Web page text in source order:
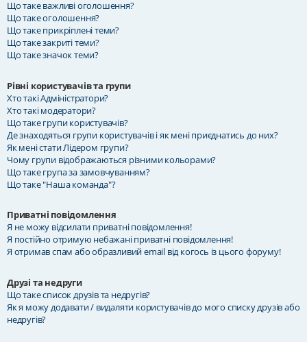
Що таке важливі оголошення?
Що таке оголошення?
Що таке прикріплені теми?
Що таке закриті теми?
Що таке значок теми?
Рівні користувачів та групи
Хто такі Адміністратори?
Хто такі модератори?
Що таке групи користувачів?
Де знаходяться групи користувачів і як мені приєднатись до них?
Як мені стати Лідером групи?
Чому групи відображаються різними кольорами?
Що таке група за замовчуванням?
Що таке "Наша команда"?
Приватні повідомлення
Я не можу відсилати приватні повідомлення!
Я постійно отримую небажані приватні повідомлення!
Я отримав спам або образливий email від когось із цього форуму!
Друзі та недруги
Що таке список друзів та недругів?
Як я можу додавати / видаляти користувачів до мого списку друзів або
недругів?